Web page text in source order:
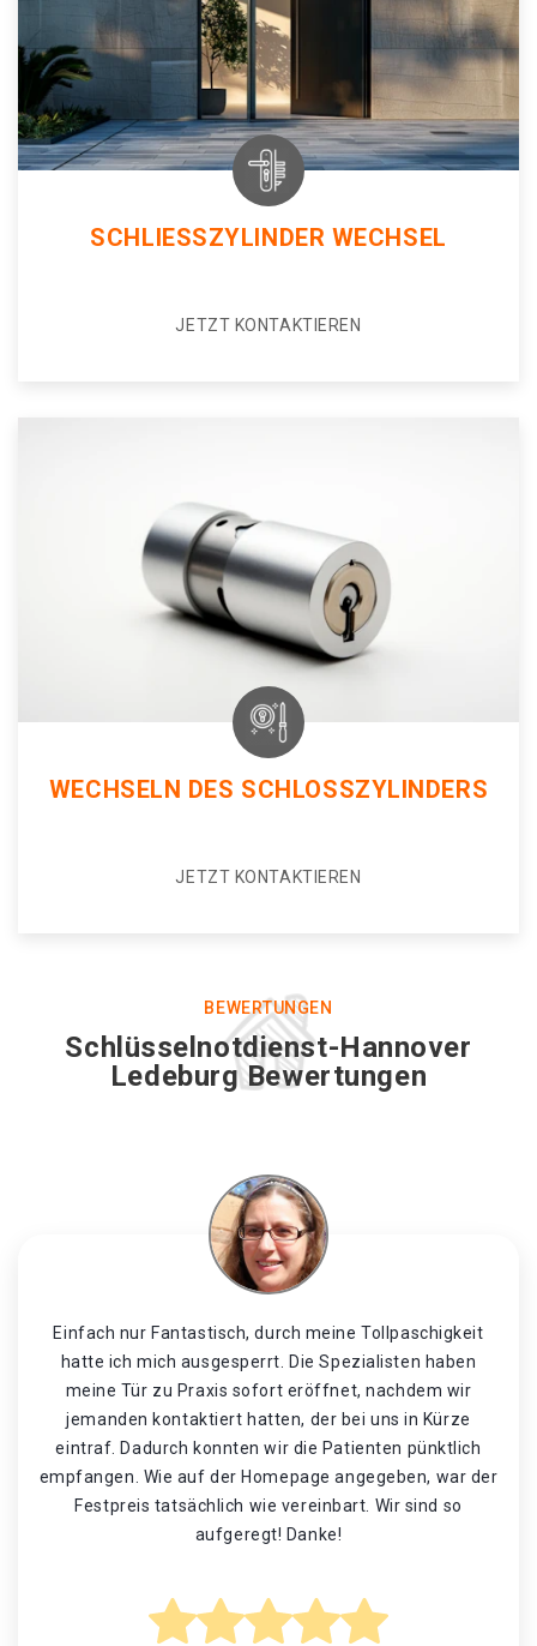
SCHLIESSZYLINDER WECHSEL
JETZT KONTAKTIEREN
WECHSELN DES SCHLOSSZYLINDERS
JETZT KONTAKTIEREN
BEWERTUNGEN
Schlüsselnotdienst-Hannover
Ledeburg Bewertungen
Einfach nur Fantastisch, durch meine Tollpaschigkeit
hatte ich mich ausgesperrt. Die Spezialisten haben
meine Tür zu Praxis sofort eröffnet, nachdem wir
jemanden kontaktiert hatten, der bei uns in Kürze
eintraf. Dadurch konnten wir die Patienten pünktlich
empfangen. Wie auf der Homepage angegeben, war der
Festpreis tatsächlich wie vereinbart. Wir sind so
aufgeregt! Danke!